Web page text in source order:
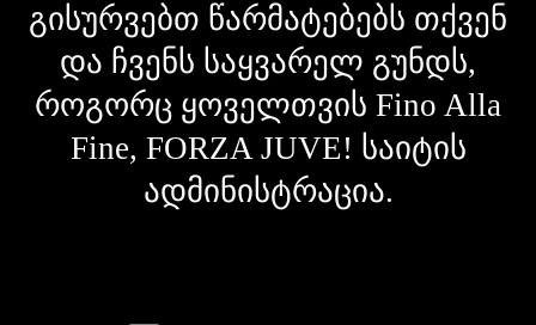
გისურვებთ წარმატებებს თქვენ
და ჩვენს საყვარელ გუნდს,
როგორც ყოველთვის Fino Alla
Fine, FORZA JUVE! საიტის
ადმინისტრაცია.